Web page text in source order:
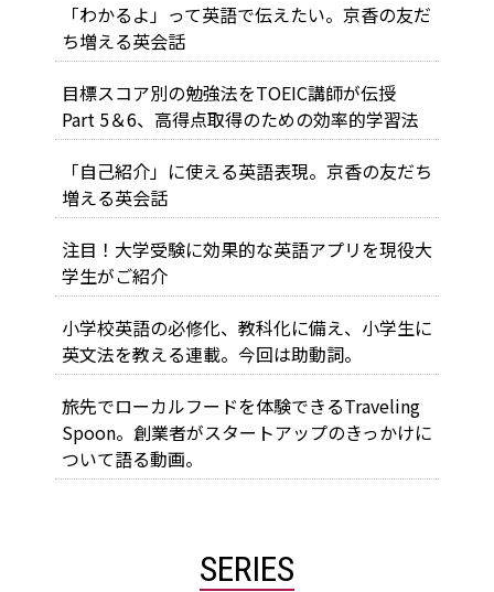
「わかるよ」って英語で伝えたい。京香の友だ
ち増える英会話
目標スコア別の勉強法をTOEIC講師が伝授
Part 5＆6、高得点取得のための効率的学習法
「自己紹介」に使える英語表現。京香の友だち
増える英会話
注目！大学受験に効果的な英語アプリを現役大
学生がご紹介
小学校英語の必修化、教科化に備え、小学生に
英文法を教える連載。今回は助動詞。
旅先でローカルフードを体験できるTraveling
Spoon。創業者がスタートアップのきっかけに
ついて語る動画。
SERIES